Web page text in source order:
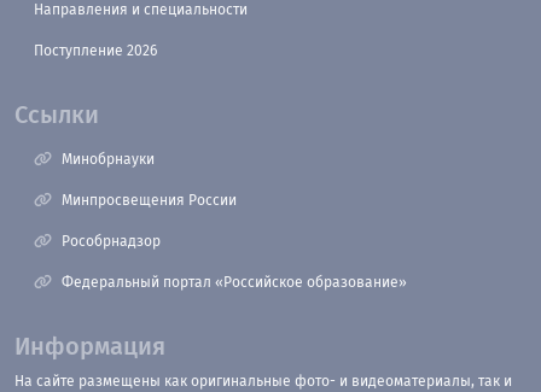
Направления и специальности
Поступление 2026
Ссылки
Минобрнауки
Минпросвещения России
Рособрнадзор
Федеральный портал «Российское образование»
Информация
На сайте размещены как оригинальные фото- и видеоматериалы, так и